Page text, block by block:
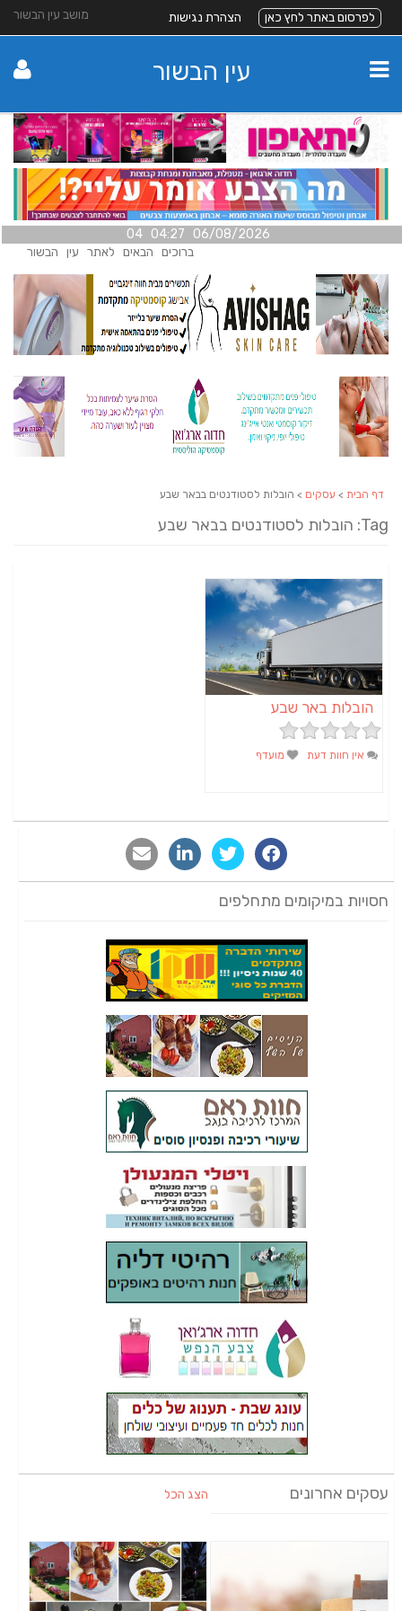
מושב עין הבשור לפרסום באתר לחץ כאן הצהרת נגישות
עין הבשור
06/08/2026 04:27 04
ברוכים הבאים לאתר עין הבשור
דף הבית > עסקים > הובלות לסטודנטים בבאר שבע
Tag: הובלות לסטודנטים בבאר שבע
הובלות באר שבע
אין חוות דעת מועדף
חסויות במיקומים מתחלפים
עסקים אחרונים הצג הכל